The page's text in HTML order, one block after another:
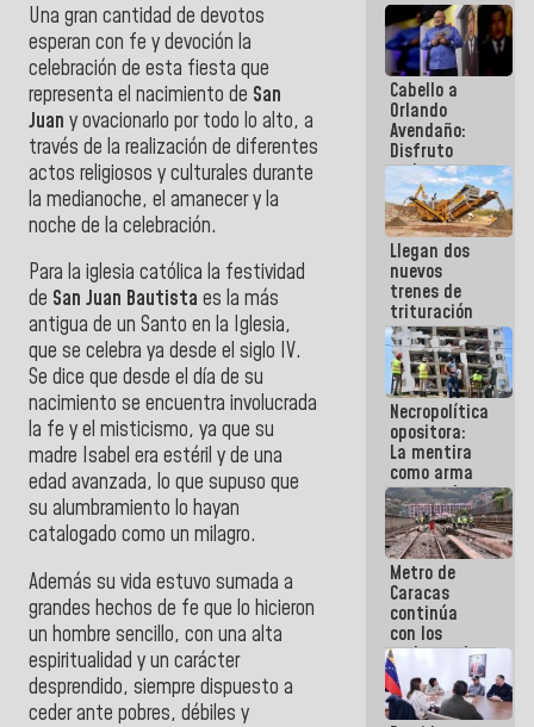
Una gran cantidad de devotos
esperan con fe y devoción la
celebración de esta fiesta que
representa el nacimiento de San
Juan y ovacionarlo por todo lo alto, a
través de la realización de diferentes
actos religiosos y culturales durante
la medianoche, el amanecer y la
noche de la celebración.
Para la iglesia católica la festividad
de San Juan Bautista es la más
antigua de un Santo en la Iglesia,
que se celebra ya desde el siglo IV.
Se dice que desde el día de su
nacimiento se encuentra involucrada
la fe y el misticismo, ya que su
madre Isabel era estéril y de una
edad avanzada, lo que supuso que
su alumbramiento lo hayan
catalogado como un milagro.
Además su vida estuvo sumada a
grandes hechos de fe que lo hicieron
un hombre sencillo, con una alta
espiritualidad y un carácter
desprendido, siempre dispuesto a
ceder ante pobres, débiles y
Cabello a
Orlando
Avendaño:
Disfruto
cada vez
que escribes
porque lo
que haces
es
embarrarla
Llegan dos
nuevos
trenes de
trituración
para
optimizar
manejo de
escombros
en La Guaira
Necropolítica
opositora:
La mentira
como arma
contra el
Pueblo
Metro de
Caracas
continúa
con los
trabajos de
mantenimiento
e inspección
en la Línea 2